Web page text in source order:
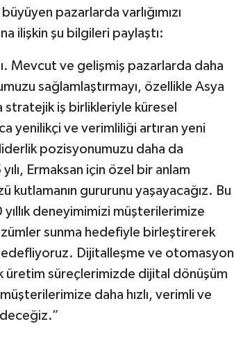
pazarlarda varlığımızı
ilişkin şu bilgileri paylaştı:
Mevcut ve gelişmiş pazarlarda daha
sağlamlaştırmayı, özellikle Asya
iş birlikleriyle küresel
yenilikçi ve verimliliği artıran yeni
pozisyonumuzu daha da
Ermaksan için özel bir anlam
kutlamanın gururunu yaşayacağız. Bu
deneyimimizi müşterilerimize
sunma hedefiyle birleştirerek
Dijitalleşme ve otomasyon
üretim süreçlerimizde dijital dönüşüm
daha hızlı, verimli ve